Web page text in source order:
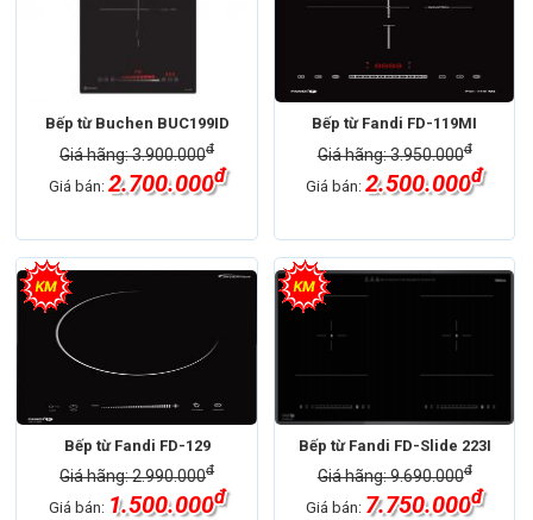
Bếp từ Buchen BUC199ID
Giá hãng: 3.900.000đ
Giá bán: 2.700.000đ
Bếp từ Fandi FD-119MI
Giá hãng: 3.950.000đ
Giá bán:2.500.000đ
Bếp từ Fandi FD-129
Giá hãng: 2.990.000đ
Giá bán: 1.500.000đ
Bếp từ Fandi FD-Slide 223I
Giá hãng: 9.690.000đ
Giá bán: 7.750.000đ